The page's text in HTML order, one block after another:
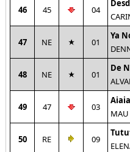
46 45 04
47 NE 01
Ya
48 NE 01
De
49 47 03
MAU
50 RE 09